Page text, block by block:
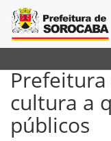
Prefeitura
cultura a
públicos